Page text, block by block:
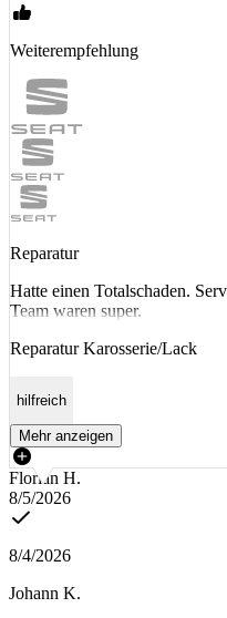
Weiterempfehlung
Reparatur
Hatte einen Totalschaden.
Team waren super.
Reparatur Karosserie/Lack
hilfreich
Mehr anzeigen
Florian H.
8/5/2026
8/4/2026
Johann K.